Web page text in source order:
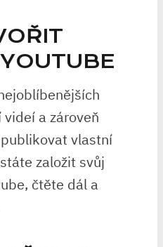
a zároveň
vlastní
založit svůj
čtěte dál a